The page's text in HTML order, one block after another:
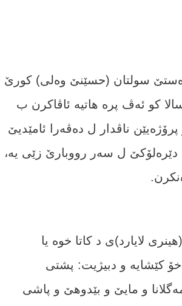
سالێن ١٥٤٣ و تا سالا ١٥٧٦ ل سەر دەستێ سولتان (حسێنێ وەلی) کورێ
کو ئەڤ پرە ھاتیە ئاڤاکرن ب
ناڤدار ل دەڤەرا ئامێدیێ
دێرەلۆکێ ل سەر رووبارێ زێی یە،
لایارد)ی د کاتا خوە یا
کێشایە و دبیژیت: پشتی
و مایێ و بێدوھێ و پاشی